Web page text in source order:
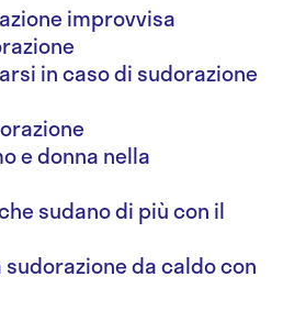
improvvisa
in caso di sudorazione
e donna nella
sudano di più con il
da caldo con